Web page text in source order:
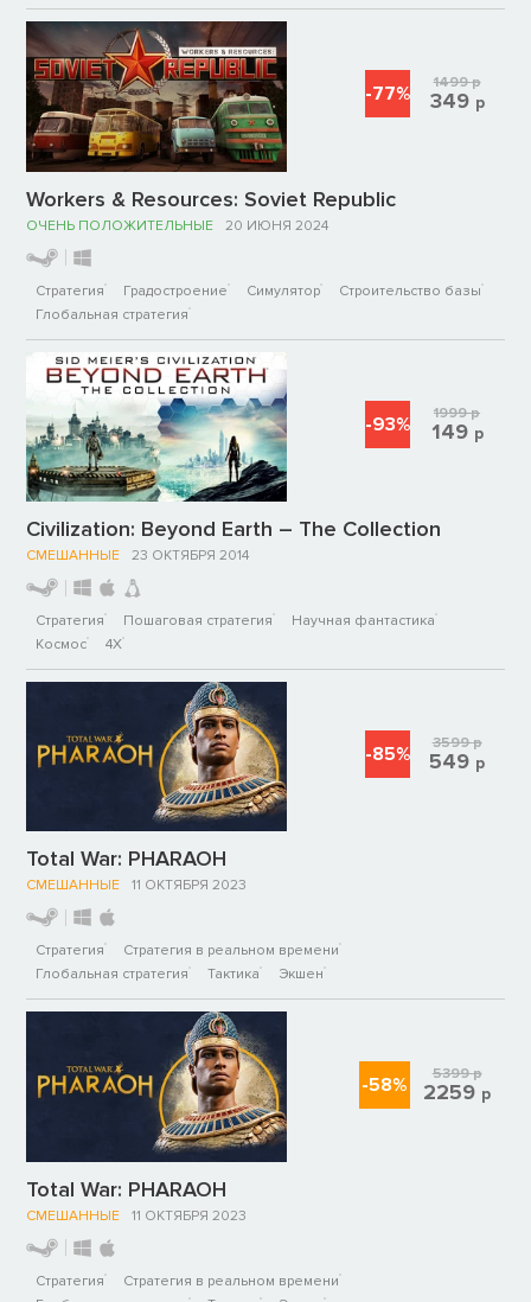
Workers & Resources: Soviet Republic
ОЧЕНЬ ПОЛОЖИТЕЛЬНЫЕ 20 ИЮНЯ 2024
Стратегия Градостроение Симулятор
Строительство базы
Глобальная стратегия
-77% 1499р
349 р
Civilization: Beyond Earth – The Collection
СМЕШАННЫЕ 23 ОКТЯБРЯ 2014
Стратегия Пошаговая стратегия
Научная фантастика
Космос
4X
-93% 1999р
149 р
Total War: PHARAOH
СМЕШАННЫЕ 11 ОКТЯБРЯ 2023
Стратегия
Стратегия в реальном времени
Глобальная стратегия
Тактика Экшен
-85% 3599р
549 р
Total War: PHARAOH
СМЕШАННЫЕ 11 ОКТЯБРЯ 2023
Стратегия
Стратегия в реальном времени
-58% 5399р
2259 р